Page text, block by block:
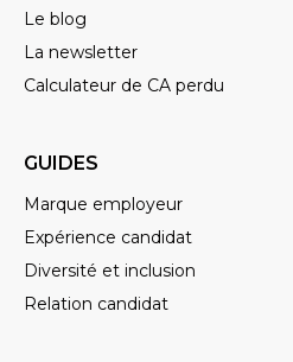
Le blog
La newsletter
Calculateur de CA perdu
GUIDES
Marque employeur
Expérience candidat
Diversité et inclusion
Relation candidat